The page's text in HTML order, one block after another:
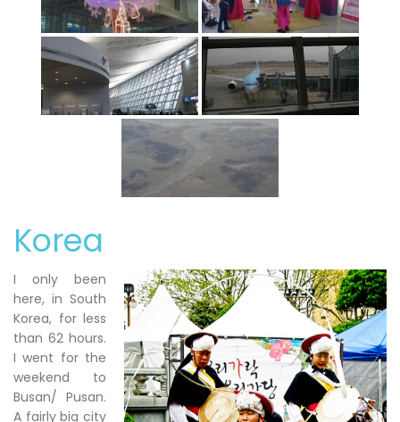
Korea
I only been
here, in South
Korea, for less
than 62 hours.
I went for the
weekend to
Busan/ Pusan.
A fairly big city